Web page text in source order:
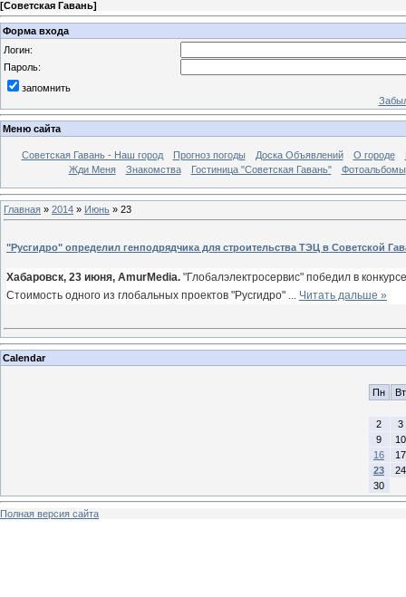
[Советская Гавань]
Форма входа
Логин:
Пароль:
запомнить
Меню сайта
Советская Гавань - Наш город Прогноз погоды Доска Объявлений О городе
Жди Меня
Знакомства Гостиница "Советская Гавань" Фотоальбомы
Главная » 2014 » Июнь » 23
"Русгидро" определил генподрядчика для строительства ТЭЦ в Советской
Хабаровск, 23 июня, AmurMedia. "Глобалэлектросервис" победил в
Стоимость одного из глобальных проектов "Русгидро" ... Читать дальше »
Calendar
Пн Вт
2
3
9
10
16
17
23
24
30
Полная версия сайта